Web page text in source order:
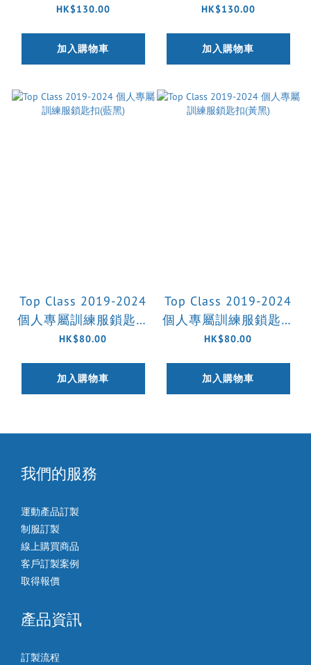
訓練球褲(預訂)
HK$130.00
加入購物車
練球褲(預訂)
HK$130.00
加入購物車
Top Class 2019-2024
個人專屬訓練服鎖匙扣
(藍黑)
HK$80.00
加入購物車
Top Class 2019-2024
個人專屬訓練服鎖匙扣
(黃黑)
HK$80.00
加入購物車
我們的服務
運動產品訂製
制服訂製
線上購買商品
客戶訂製案例
取得報價
產品資訊
訂製流程